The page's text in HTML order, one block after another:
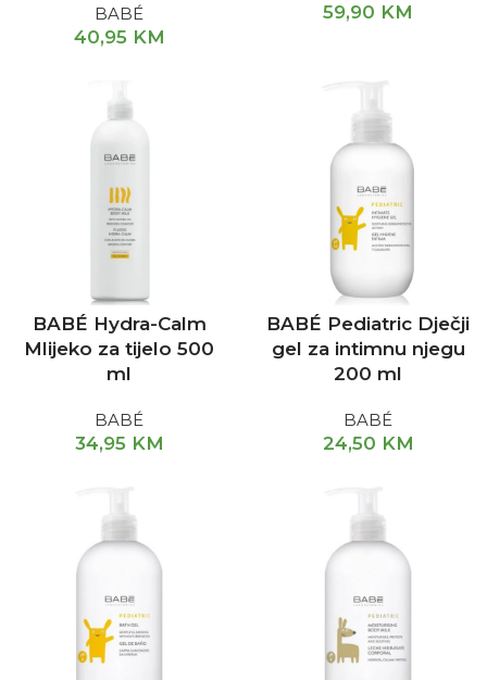
BABÉ
40,95 KM
59,90 KM
BABÉ Hydra-Calm
Mlijeko za tijelo 500
ml
BABÉ
34,95 KM
BABÉ Pediatric Dječji
gel za intimnu njegu
200 ml
BABÉ
24,50 KM